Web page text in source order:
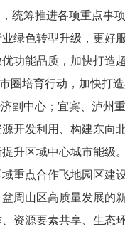
筹推进各项重点事
绿色转型升级，更好
能品质，加快打造
圈培育行动，加快打
副中心；宜宾、泸州
开发利用、构建东向
升区域中心城市能级。
点合作飞地园区建
周山区高质量发展的
资源要素共享、生态